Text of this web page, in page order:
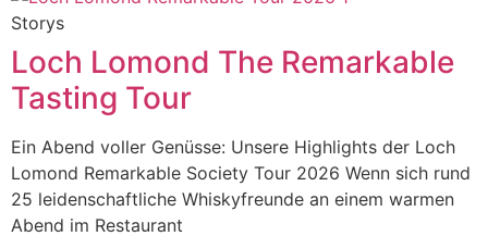
Storys
Loch Lomond The Remarkable
Tasting Tour
Ein Abend voller Genüsse: Unsere Highlights der Loch
Lomond Remarkable Society Tour 2026 Wenn sich rund
25 leidenschaftliche Whiskyfreunde an einem warmen
Abend im Restaurant